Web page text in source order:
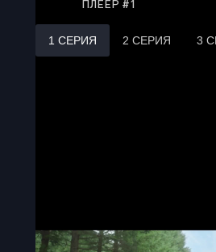
ПЛЕЕР #1